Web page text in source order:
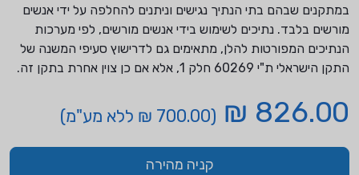
במתקנים שבהם בתי הנתיך נגישים וניתנים להחלפה על ידי אנשים
מורשים בלבד. נתיכים לשימוש בידי אנשים מורשים, לפי מערכות
הנתיכים המפורטות להלן, מתאימים גם לדרישוץ סעיפי המשנה של
התקן הישראלי ת"י 60269 חלק 1, אלא אם כן צוין אחרת בתקן זה.
826.00 ₪ (700.00 ₪ ללא מע"מ)
קניה מהירה